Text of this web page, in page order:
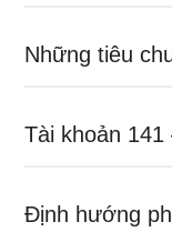
Những tiêu
Tài khoản
Định hướng